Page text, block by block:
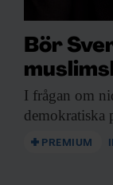
Bör
I frågan om
demokratiska
PREMIUM